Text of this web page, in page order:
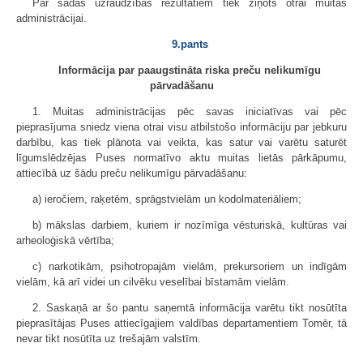
Par šādas uzraudzības rezultātiem tiek ziņots otrai muitas
administrācijai.
9.pants
Informācija par paaugstināta riska preču nelikumīgu
pārvadāšanu
1. Muitas administrācijas pēc savas iniciatīvas vai pēc
pieprasījuma sniedz viena otrai visu atbilstošo informāciju par jebkuru
darbību, kas tiek plānota vai veikta, kas satur vai varētu saturēt
līgumslēdzējas Puses normatīvo aktu muitas lietās pārkāpumu,
attiecībā uz šādu preču nelikumīgu pārvadāšanu:
a) ieročiem, raķetēm, sprāgstvielām un kodolmateriāliem;
b) mākslas darbiem, kuriem ir nozīmīga vēsturiskā, kultūras vai
arheoloģiskā vērtība;
c) narkotikām, psihotropajām vielām, prekursoriem un indīgām
vielām, kā arī videi un cilvēku veselībai bīstamām vielām.
2. Saskaņā ar šo pantu saņemtā informācija varētu tikt nosūtīta
pieprasītājas Puses attiecīgajiem valdības departamentiem Tomēr, tā
nevar tikt nosūtīta uz trešajām valstīm.